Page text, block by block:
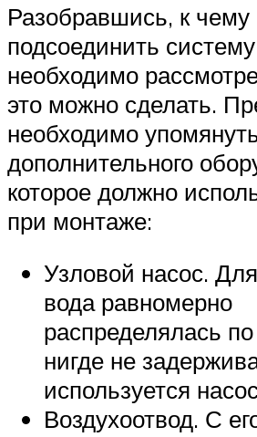
Разобравшись, к
подсоединить
необходимо
это можно сделать.
необходимо
дополнительного
которое должно
при монтаже:
Узловой насос.
вода равномерно
распределялась
нигде не
используется
Воздухоотвод. С